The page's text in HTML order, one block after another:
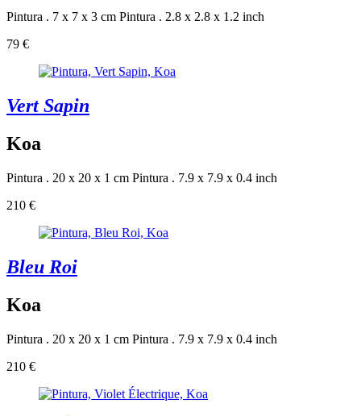
Pintura . 7 x 7 x 3 cm Pintura . 2.8 x 2.8 x 1.2 inch
79 €
Vert Sapin
Koa
Pintura . 20 x 20 x 1 cm Pintura . 7.9 x 7.9 x 0.4 inch
210 €
Bleu Roi
Koa
Pintura . 20 x 20 x 1 cm Pintura . 7.9 x 7.9 x 0.4 inch
210 €